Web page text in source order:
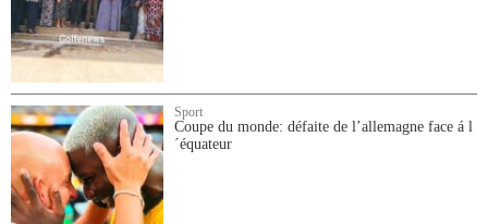
Sport
Coupe du monde: défaite de l’allemagne face á l
´équateur